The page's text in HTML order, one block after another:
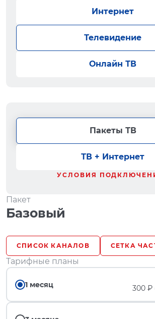
Интернет
Телевидение
Онлайн ТВ
Пакеты ТВ
ТВ + Интернет
УСЛОВИЯ
Пакет
Базовый
СПИСОК КАНАЛОВ СЕТКА
Тарифные планы
1 месяц
300 ₽